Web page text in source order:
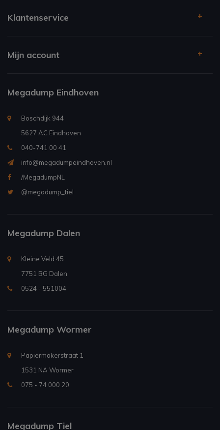
Klantenservice
Mijn account
Megadump Eindhoven
Boschdijk 944
5627 AC Eindhoven
040-741 00 41
info@megadumpeindhoven.nl
/MegadumpNL
@megadump_tiel
Megadump Dalen
Kleine Veld 45
7751 BG Dalen
0524 - 551004
Megadump Wormer
Papiermakerstraat 1
1531 NA Wormer
075 - 74 000 20
Megadump Tiel